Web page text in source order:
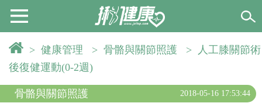
> 健康管理 > 骨骼與關節照護 >
人工膝關節術
後復健運動(0-2週)
骨骼與關節照護 2018-05-16 17:53:44